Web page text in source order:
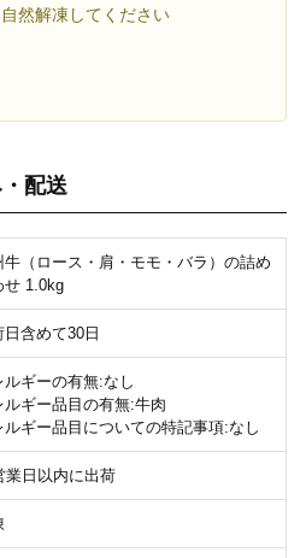
然解凍してください
配送
牛（ロース・肩・モモ・バラ）の詰め
せ 1.0kg
日含めて30日
ルギーの有無:なし
ルギー品目の有無:牛肉
ルギー品目についての特記事項:なし
業日以内に出荷